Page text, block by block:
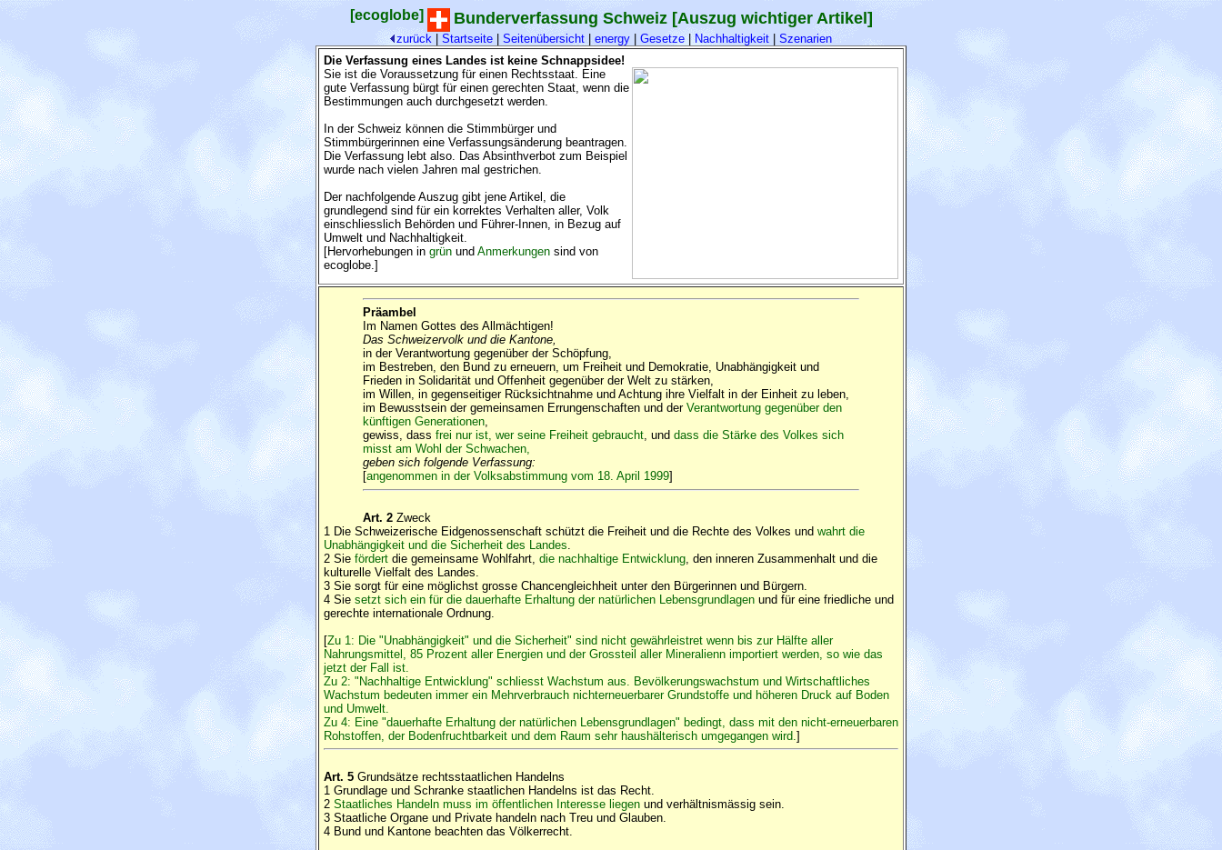
[ecoglobe] Bunderverfassung Schweiz [Auszug wichtiger Artikel]
zurück Startseite Seitenübersicht energy Gesetze Nachhaltigkeit
Szenarien
Die Verfassung eines Landes ist keine Schnappsidee!
Sie ist die Voraussetzung für einen Rechtsstaat. Eine
gute Verfassung bürgt für einen gerechten Staat, wenn die
Bestimmungen auch durchgesetzt werden.
In der Schweiz können die Stimmbürger und
Stimmbürgerinnen eine Verfassungsänderung beantragen.
Die Verfassung lebt also. Das Absinthverbot zum Beispiel
wurde nach vielen Jahren mal gestrichen.
Der nachfolgende Auszug gibt jene Artikel, die
grundlegend sind für ein korrektes Verhalten aller, Volk
einschliesslich Behörden und Führer-Innen, in Bezug auf
Umwelt und Nachhaltigkeit.
[Hervorhebungen in grün und Anmerkungen sind von
ecoglobe.]
Präambel
Im Namen Gottes des Allmächtigen!
Das Schweizervolk und die Kantone,
in der Verantwortung gegenüber der Schöpfung,
im Bestreben, den Bund zu erneuern, um Freiheit und Demokratie, Unabhängigkeit und
Frieden in Solidarität und Offenheit gegenüber der Welt zu stärken,
im Willen, in gegenseitiger Rücksichtnahme und Achtung ihre Vielfalt in der Einheit zu leben,
im Bewusstsein der gemeinsamen Errungenschaften und der Verantwortung gegenüber den
künftigen Generationen,
gewiss, dass frei nur ist, wer seine Freiheit gebraucht, und dass die Stärke des Volkes sich
misst am Wohl der Schwachen,
geben sich folgende Verfassung:
[angenommen in der Volksabstimmung vom 18. April 1999]
Art. 2 Zweck
1 Die Schweizerische Eidgenossenschaft schützt die Freiheit und die Rechte des Volkes und wahrt die
Unabhängigkeit und die Sicherheit des Landes
2 Sie fördert die gemeinsame Wohlfahrt, die nachhaltige Entwicklung , den inneren Zusammenhalt und die
kulturelle Vielfalt des Landes.
3 Sie sorgt für eine möglichst grosse Chancengleichheit unter den Bürgerinnen und Bürgern.
4 Sie setzt sich ein für die dauerhafte Erhaltung der natürlichen Lebensgrundlagen und für eine friedliche und
gerechte internationale Ordnung.
[Zu 1: Die "Unabhängigkeit" und die Sicherheit" sind nicht gewährleistret wenn bis zur Hälfte aller
Nahrungsmittel, 85 Prozent aller Energien und der Grossteil aller Mineralienn importiert werden, so wie das
jetzt der Fall ist.
Zu 2: "Nachhaltige Entwicklung" schliesst Wachstum aus. Bevölkerungswachstum und Wirtschaftliches
Wachstum bedeuten immer ein Mehrverbrauch nichterneuerbarer Grundstoffe und höheren Druck auf Boden
und Umwelt.
Zu 4: Eine "dauerhafte Erhaltung der natürlichen Lebensgrundlagen" bedingt, dass mit den nicht-erneuerbaren
Rohstoffen, der Bodenfruchtbarkeit und dem Raum sehr haushälterisch umgegangen wird. ]
Art. 5 Grundsätze rechtsstaatlichen Handelns
1 Grundlage und Schranke staatlichen Handelns ist das Recht.
2 Staatliches Handeln muss im öffentlichen Interesse liegen und verhältnismässig sein.
3 Staatliche Organe und Private handeln nach Treu und Glauben.
4 Bund und Kantone beachten das Völkerrecht.